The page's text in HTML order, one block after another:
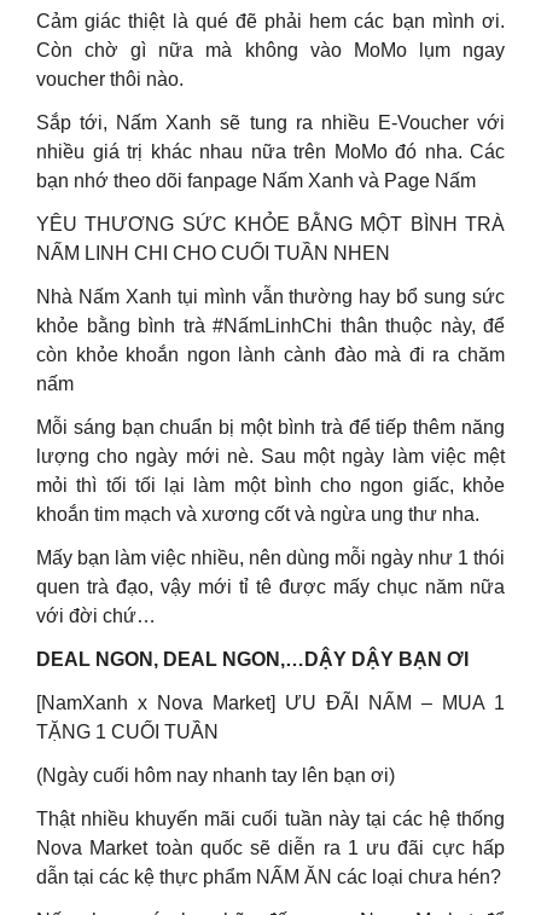
Cảm giác thiệt là qué đẽ phải hem các bạn mình ơi.
Còn chờ gì nữa mà không vào MoMo lụm ngay
voucher thôi nào.
Sắp tới, Nấm Xanh sẽ tung ra nhiều E-Voucher với
nhiều giá trị khác nhau nữa trên MoMo đó nha. Các
bạn nhớ theo dõi fanpage Nấm Xanh và Page Nấm
YÊU THƯƠNG SỨC KHỎE BẰNG MỘT BÌNH TRÀ
NẤM LINH CHI CHO CUỐI TUẦN NHEN
Nhà Nấm Xanh tụi mình vẫn thường hay bổ sung sức
khỏe bằng bình trà #NấmLinhChi thân thuộc này, để
còn khỏe khoắn ngon lành cành đào mà đi ra chăm
nấm
Mỗi sáng bạn chuẩn bị một bình trà để tiếp thêm năng
lượng cho ngày mới nè. Sau một ngày làm việc mệt
mỏi thì tối tối lại làm một bình cho ngon giấc, khỏe
khoắn tim mạch và xương cốt và ngừa ung thư nha.
Mấy bạn làm việc nhiều, nên dùng mỗi ngày như 1 thói
quen trà đạo, vậy mới tỉ tê được mấy chục năm nữa
với đời chứ…
DEAL NGON, DEAL NGON,…DẬY DẬY BẠN ƠI
[NamXanh x Nova Market] ƯU ĐÃI NẤM – MUA 1
TẶNG 1 CUỐI TUẦN
(Ngày cuối hôm nay nhanh tay lên bạn ơi)
Thật nhiều khuyến mãi cuối tuần này tại các hệ thống
Nova Market toàn quốc sẽ diễn ra 1 ưu đãi cực hấp
dẫn tại các kệ thực phẩm NẤM ĂN các loại chưa hén?